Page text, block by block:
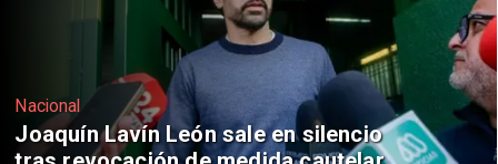
Nacional
Chile y Venezuela formalizan reinicio